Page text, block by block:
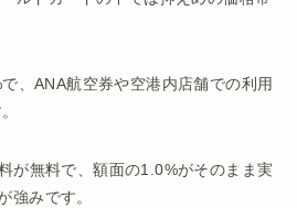
、ANA航空券や空港内店舗での利用
が無料で、額面の1.0%がそのまま実
強みです。